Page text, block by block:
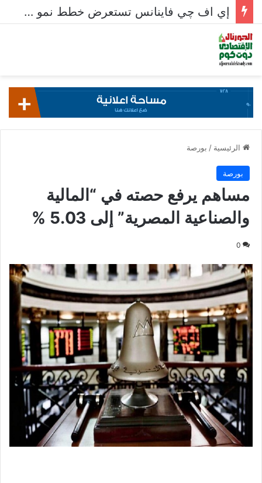
إي اف چي فاينانس تستعرض خطط نمو «بلد» لتعزيز حضورها في سوق تحويلات المصريين بالخارج
الرئيسية / بورصة
بورصة
مساهم يرفع حصته في “المالية
والصناعية المصرية” إلى 5.03 %
0